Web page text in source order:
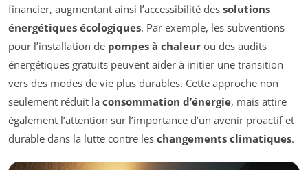
financier, augmentant ainsi l’accessibilité des solutions
énergétiques écologiques. Par exemple, les subventions
pour l’installation de pompes à chaleur ou des audits
énergétiques gratuits peuvent aider à initier une transition
vers des modes de vie plus durables. Cette approche non
seulement réduit la consommation d’énergie, mais attire
également l’attention sur l’importance d’un avenir proactif et
durable dans la lutte contre les changements climatiques.